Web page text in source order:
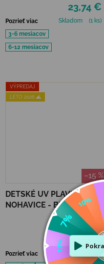
23,74 €
Pozrieť viac Skladom
(1 ks)
3-6 mesiacov
6-12 mesiacov
VÝPREDAJ
LETO 2026 🌊
–15 %
DETSKÉ UV PLAVKOVÉ
NOHAVICE - BRIGHT
22,86 €
26,90 €
Pozrieť viac Skladom